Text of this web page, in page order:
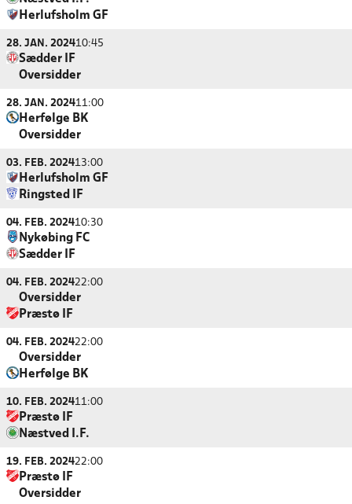
Herlufsholm GF
28. JAN. 202410:45
Sædder IF
Oversidder
28. JAN. 202411:00
Herfølge BK
Oversidder
03. FEB. 202413:00
Herlufsholm GF
Ringsted IF
04. FEB. 202410:30
Nykøbing FC
Sædder IF
04. FEB. 202422:00
Oversidder
Præstø IF
04. FEB. 202422:00
Oversidder
Herfølge BK
10. FEB. 202411:00
Præstø IF
Næstved I.F.
19. FEB. 202422:00
Præstø IF
Oversidder